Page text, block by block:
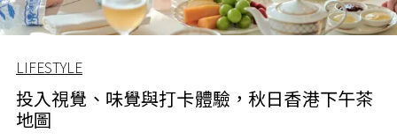
LIFESTYLE
投入視覺、味覺與打卡體驗，秋日香港下午茶
地圖